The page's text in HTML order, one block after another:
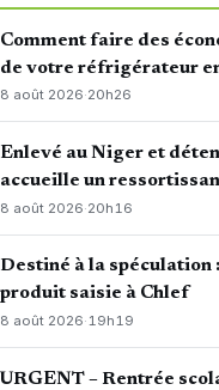
Comment faire des
de votre réfrigérateur
8 août 2026·20h26
Enlevé au Niger et
accueille un
8 août 2026·20h16
Destiné à la spéculation
produit saisie à Chlef
8 août 2026·19h19
URGENT – Rentrée